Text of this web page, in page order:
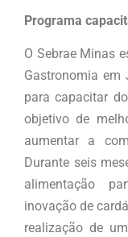
Programa
O Sebrae Minas
Gastronomia em
para capacitar
objetivo de
aumentar a
Durante seis
alimentação
inovação de
realização de